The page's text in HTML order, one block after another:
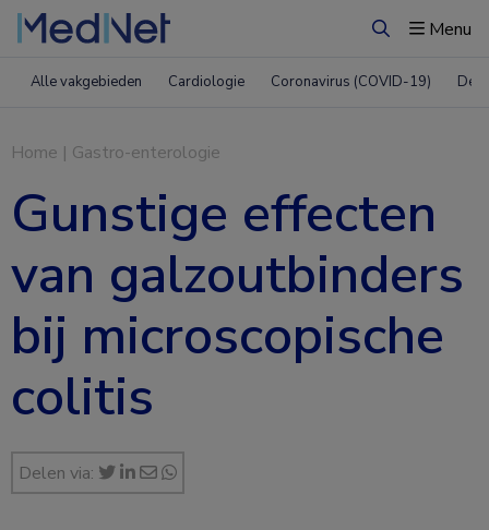
ZoekenMenu
Alle vakgebieden Cardiologie Coronavirus (COVID-19)
Home | Gastro-enterologie
Gunstige effecten
van galzoutbinders
bij microscopische
colitis
Delen via: